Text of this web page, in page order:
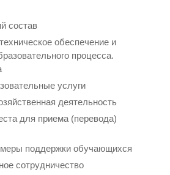
состав
обеспечение и
процесса.
услуги
деятельность
для приема (перевода)
поддержки обучающихся
сотрудничество